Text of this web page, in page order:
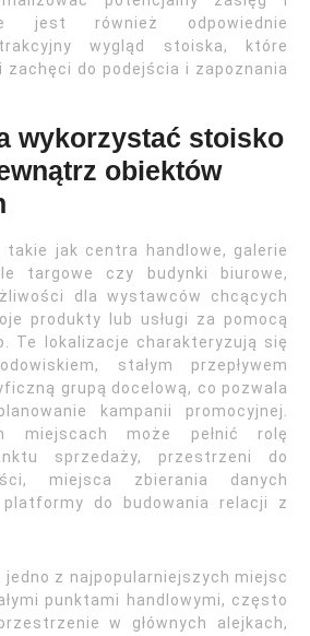
jest również odpowiednie
wygląd stoiska, które
zachęci do podejścia i zapoznania
wykorzystać stoisko
obiektów
takie jak centra handlowe, galerie
targowe czy budynki biurowe,
dla wystawców chcących
produkty lub usługi za pomocą
Te lokalizacje charakteryzują się
stałym przepływem
grupą docelową, co pozwala
kampanii promocyjnej.
miejscach może pełnić rolę
sprzedaży, przestrzeni do
miejsca zbierania danych
do budowania relacji z
z najpopularniejszych miejsc
punktami handlowymi, często
w głównych alejkach,